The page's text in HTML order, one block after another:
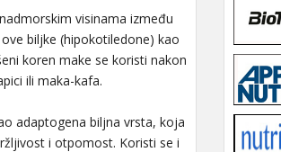
visinama između
biljke (hipokotiledone) kao
koren make se koristi nakon
ili maka-kafa.
adaptogena biljna vrsta, koja
i otpomost. Koristi se i